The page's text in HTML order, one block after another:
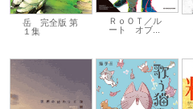
岳 完全版 第
１集
ＲｏＯＴ／ル
ート オブ...